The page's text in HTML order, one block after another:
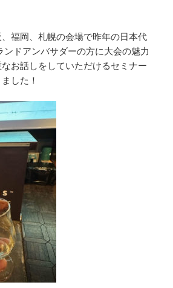
福岡、札幌の会場で昨年の日本代
ンドアンバサダーの方に大会の魅力
お話しをしていただけるセミナー
した！